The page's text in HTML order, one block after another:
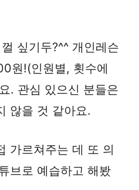
싶기두?^^ 개인레슨
원!(인원별, 횟수에
. 관심 있으신 분들은
않을 것 같아요.
가르쳐주는 데 또 의
브로 예습하고 해봤